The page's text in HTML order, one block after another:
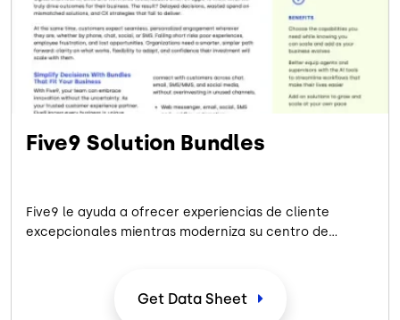
Five9 Solution Bundles
Five9 le ayuda a ofrecer experiencias de cliente
excepcionales mientras moderniza su centro de
Get Data Sheet